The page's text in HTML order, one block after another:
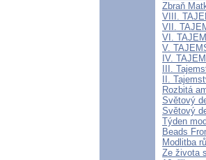
Zbraň
VIII.
VII.
VI.
V.
IV.
III.
II.
Rozbitá
Světový
Světový
Týden
Beads
Modlitba
Ze života